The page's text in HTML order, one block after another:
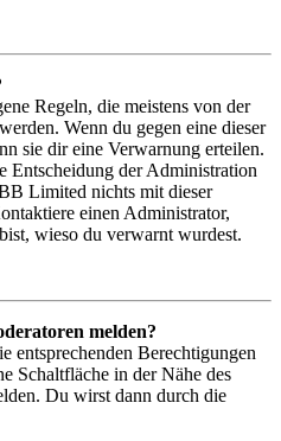
Regeln, die meistens von der
Wenn du gegen eine dieser
sie dir eine Verwarnung erteilen.
Entscheidung der Administration
Limited nichts mit dieser
einen Administrator,
wieso du verwarnt wurdest.
melden?
entsprechenden Berechtigungen
Schaltfläche in der Nähe des
Du wirst dann durch die